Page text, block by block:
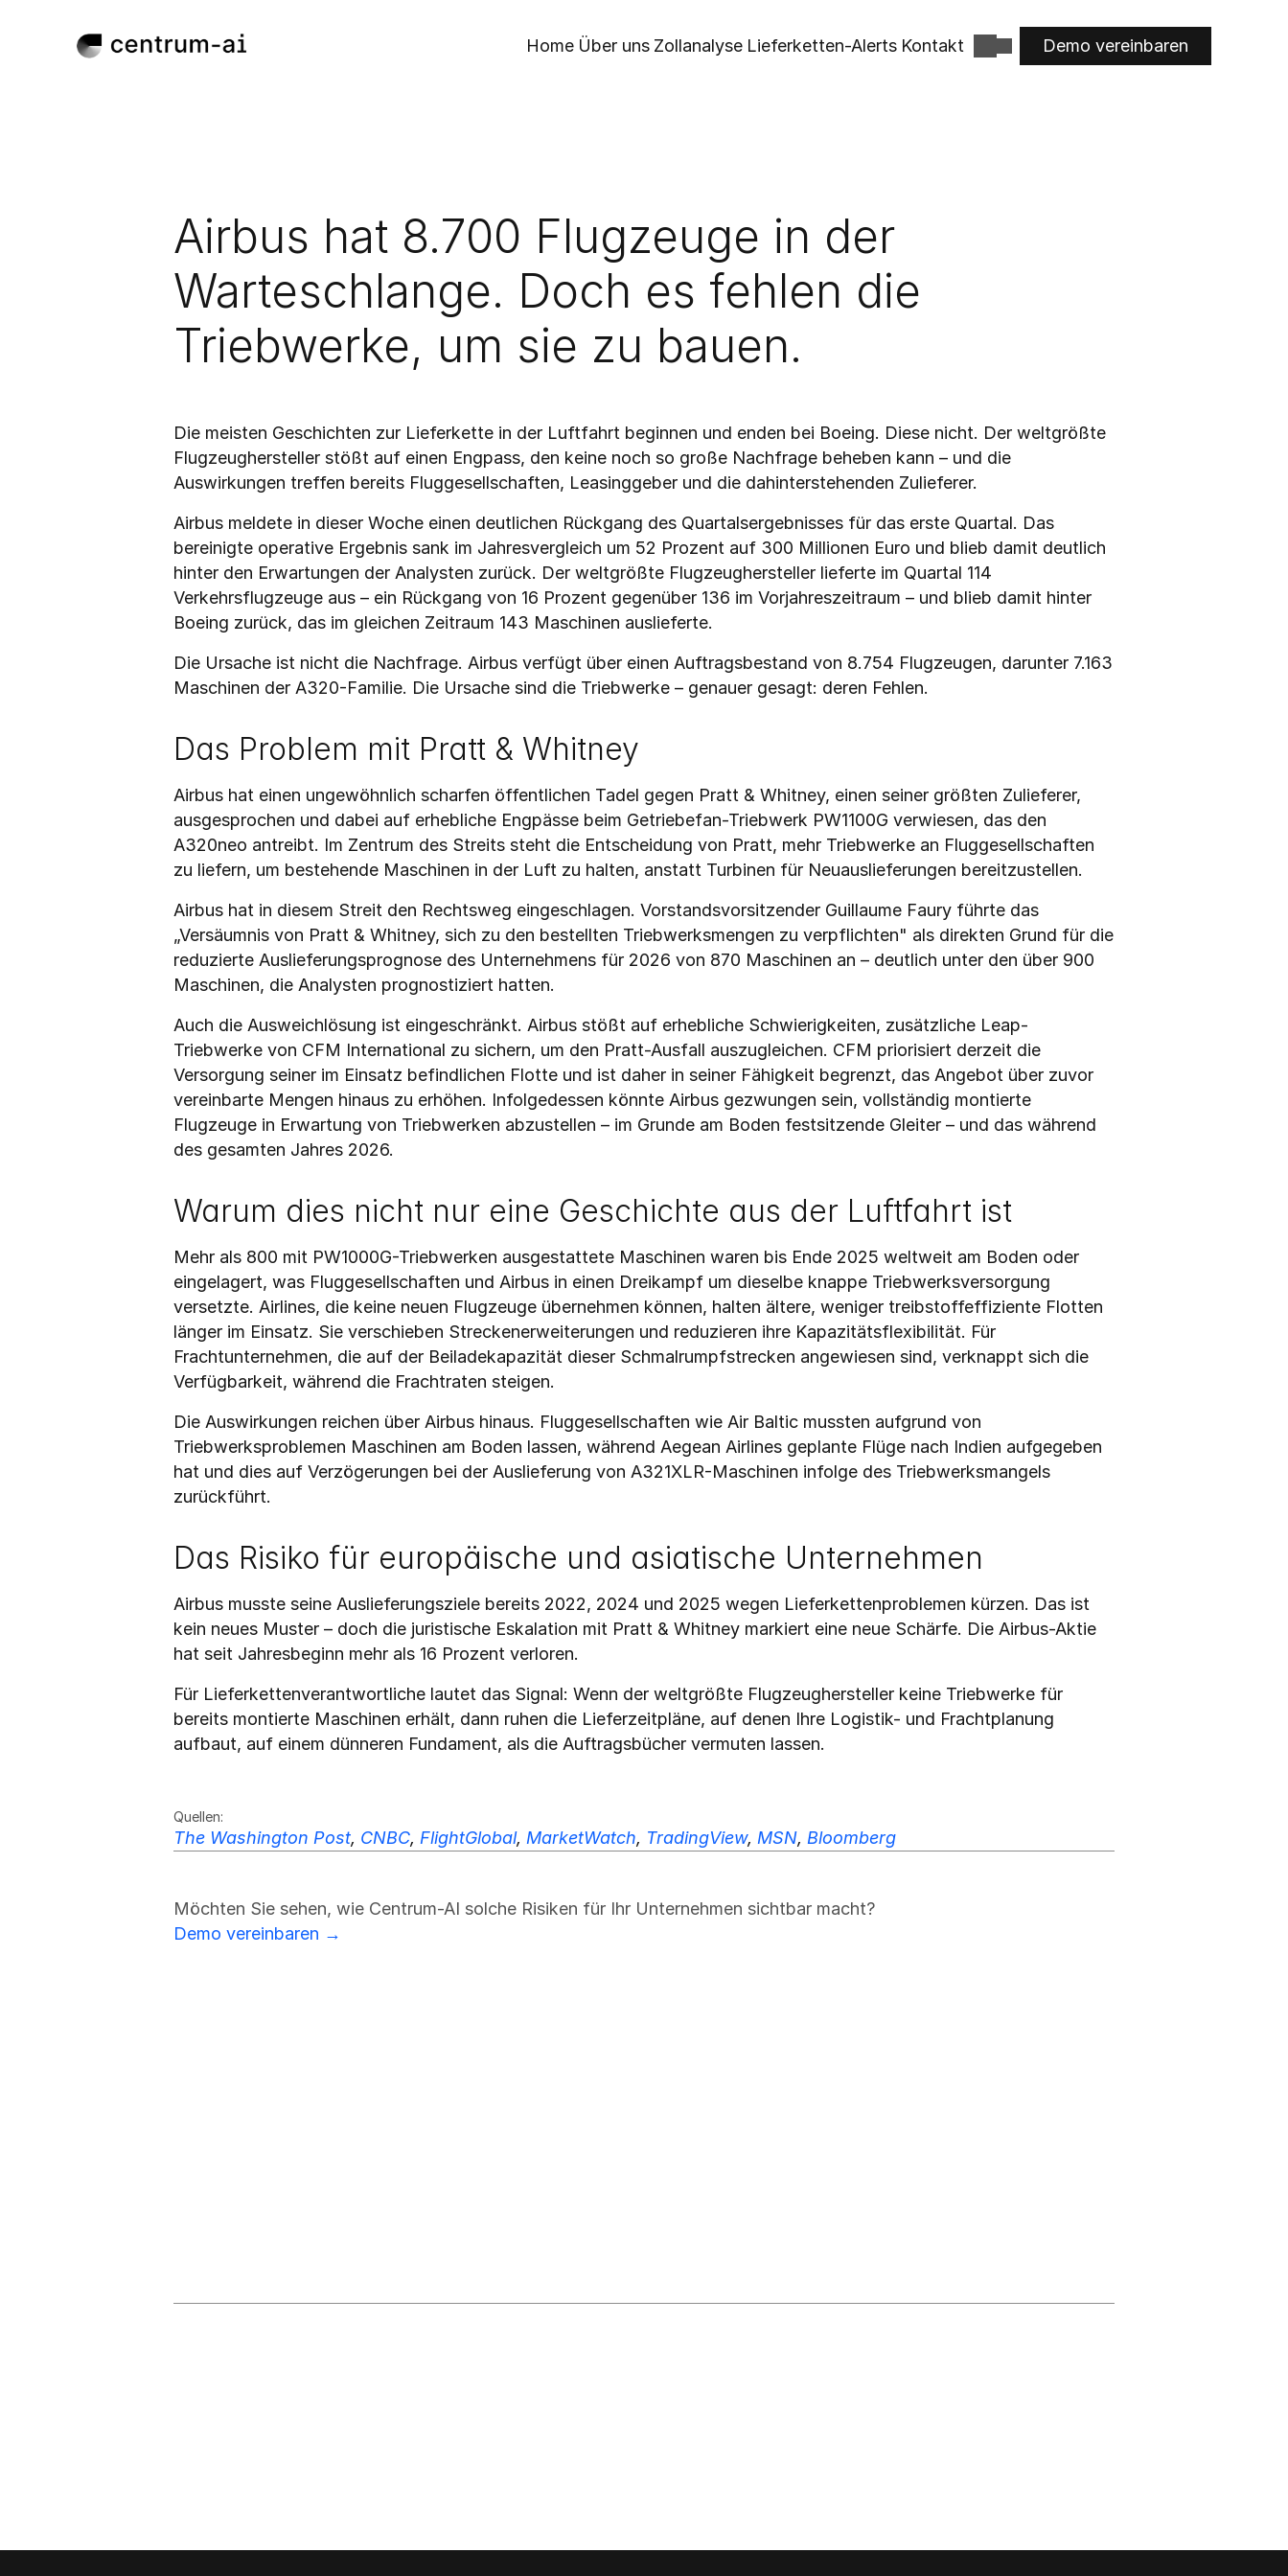
Home Über uns Zollanalyse Lieferketten-Alerts Kontakt Demo vereinbaren
Airbus hat 8.700 Flugzeuge in der
Warteschlange. Doch es fehlen die
Triebwerke, um sie zu bauen.
Die meisten Geschichten zur Lieferkette in der Luftfahrt beginnen und enden bei Boeing. Diese nicht. Der weltgrößte
Flugzeughersteller stößt auf einen Engpass, den keine noch so große Nachfrage beheben kann – und die
Auswirkungen treffen bereits Fluggesellschaften, Leasinggeber und die dahinterstehenden Zulieferer.
Airbus meldete in dieser Woche einen deutlichen Rückgang des Quartalsergebnisses für das erste Quartal. Das
bereinigte operative Ergebnis sank im Jahresvergleich um 52 Prozent auf 300 Millionen Euro und blieb damit deutlich
hinter den Erwartungen der Analysten zurück. Der weltgrößte Flugzeughersteller lieferte im Quartal 114
Verkehrsflugzeuge aus – ein Rückgang von 16 Prozent gegenüber 136 im Vorjahreszeitraum – und blieb damit hinter
Boeing zurück, das im gleichen Zeitraum 143 Maschinen auslieferte.
Die Ursache ist nicht die Nachfrage. Airbus verfügt über einen Auftragsbestand von 8.754 Flugzeugen, darunter 7.163
Maschinen der A320-Familie. Die Ursache sind die Triebwerke – genauer gesagt: deren Fehlen.
Das Problem mit Pratt & Whitney
Airbus hat einen ungewöhnlich scharfen öffentlichen Tadel gegen Pratt & Whitney, einen seiner größten Zulieferer,
ausgesprochen und dabei auf erhebliche Engpässe beim Getriebefan-Triebwerk PW1100G verwiesen, das den
A320neo antreibt. Im Zentrum des Streits steht die Entscheidung von Pratt, mehr Triebwerke an Fluggesellschaften
zu liefern, um bestehende Maschinen in der Luft zu halten, anstatt Turbinen für Neuauslieferungen bereitzustellen.
Airbus hat in diesem Streit den Rechtsweg eingeschlagen. Vorstandsvorsitzender Guillaume Faury führte das
„Versäumnis von Pratt & Whitney, sich zu den bestellten Triebwerksmengen zu verpflichten" als direkten Grund für die
reduzierte Auslieferungsprognose des Unternehmens für 2026 von 870 Maschinen an – deutlich unter den über 900
Maschinen, die Analysten prognostiziert hatten.
Auch die Ausweichlösung ist eingeschränkt. Airbus stößt auf erhebliche Schwierigkeiten, zusätzliche Leap-
Triebwerke von CFM International zu sichern, um den Pratt-Ausfall auszugleichen. CFM priorisiert derzeit die
Versorgung seiner im Einsatz befindlichen Flotte und ist daher in seiner Fähigkeit begrenzt, das Angebot über zuvor
vereinbarte Mengen hinaus zu erhöhen. Infolgedessen könnte Airbus gezwungen sein, vollständig montierte
Flugzeuge in Erwartung von Triebwerken abzustellen – im Grunde am Boden festsitzende Gleiter – und das während
des gesamten Jahres 2026.
Warum dies nicht nur eine Geschichte aus der Luftfahrt ist
Mehr als 800 mit PW1000G-Triebwerken ausgestattete Maschinen waren bis Ende 2025 weltweit am Boden oder
eingelagert, was Fluggesellschaften und Airbus in einen Dreikampf um dieselbe knappe Triebwerksversorgung
versetzte. Airlines, die keine neuen Flugzeuge übernehmen können, halten ältere, weniger treibstoffeffiziente Flotten
länger im Einsatz. Sie verschieben Streckenerweiterungen und reduzieren ihre Kapazitätsflexibilität. Für
Frachtunternehmen, die auf der Beiladekapazität dieser Schmalrumpfstrecken angewiesen sind, verknappt sich die
Verfügbarkeit, während die Frachtraten steigen.
Die Auswirkungen reichen über Airbus hinaus. Fluggesellschaften wie Air Baltic mussten aufgrund von
Triebwerksproblemen Maschinen am Boden lassen, während Aegean Airlines geplante Flüge nach Indien aufgegeben
hat und dies auf Verzögerungen bei der Auslieferung von A321XLR-Maschinen infolge des Triebwerksmangels
zurückführt.
Das Risiko für europäische und asiatische Unternehmen
Airbus musste seine Auslieferungsziele bereits 2022, 2024 und 2025 wegen Lieferkettenproblemen kürzen. Das ist
kein neues Muster – doch die juristische Eskalation mit Pratt & Whitney markiert eine neue Schärfe. Die Airbus-Aktie
hat seit Jahresbeginn mehr als 16 Prozent verloren.
Für Lieferkettenverantwortliche lautet das Signal: Wenn der weltgrößte Flugzeughersteller keine Triebwerke für
bereits montierte Maschinen erhält, dann ruhen die Lieferzeitpläne, auf denen Ihre Logistik- und Frachtplanung
aufbaut, auf einem dünneren Fundament, als die Auftragsbücher vermuten lassen.
Quellen:
The Washington Post, CNBC, FlightGlobal, MarketWatch, TradingView, MSN, Bloomberg
Möchten Sie sehen, wie Centrum-AI solche Risiken für Ihr Unternehmen sichtbar macht?
Demo vereinbaren →